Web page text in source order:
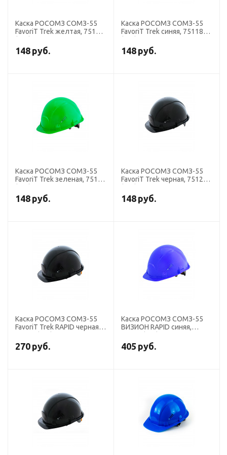
Каска РОСОМЗ СОМЗ-55
FavoriT Trek желтая, 75115
148 руб.
Каска РОСОМЗ СОМЗ-55
FavoriT Trek синяя, 75118
148 руб.
Каска РОСОМЗ СОМЗ-55
FavoriT Trek зеленая, 75119
148 руб.
Каска РОСОМЗ СОМЗ-55
FavoriT Trek черная, 75120
148 руб.
Каска РОСОМЗ СОМЗ-55
FavoriТ Trek RAPID черная,
270 руб.
Каска РОСОМЗ СОМЗ-55
ВИЗИОН RAPID синяя,
405 руб.